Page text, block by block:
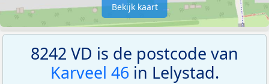
Bekijk kaart
8242 VD is de postcode van
Karveel 46in Lelystad.